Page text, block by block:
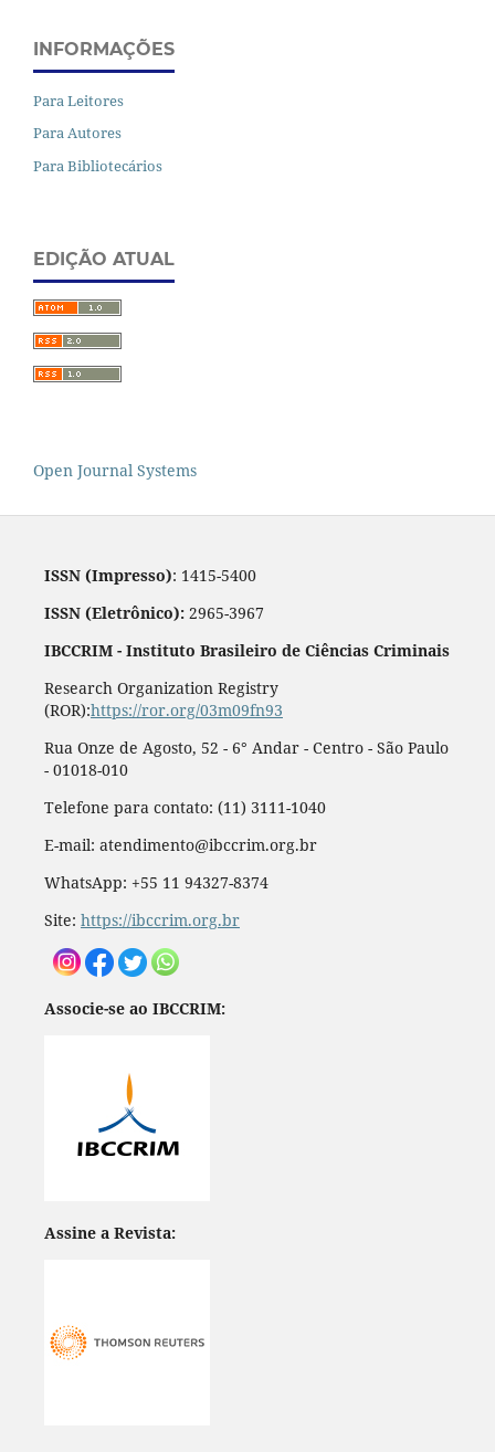
INFORMAÇÕES
Para Leitores
Para Autores
Para Bibliotecários
EDIÇÃO ATUAL
Open Journal Systems
ISSN (Impresso): 1415-5400
ISSN (Eletrônico): 2965-3967
IBCCRIM - Instituto Brasileiro de Ciências Criminais
Research Organization Registry
(ROR):https://ror.org/03m09fn93
Rua Onze de Agosto, 52 - 6° Andar - Centro - São Paulo
- 01018-010
Telefone para contato: (11) 3111-1040
E-mail: atendimento@ibccrim.org.br
WhatsApp: +55 11 94327-8374
Site: https://ibccrim.org.br
Associe-se ao IBCCRIM:
Assine a Revista: